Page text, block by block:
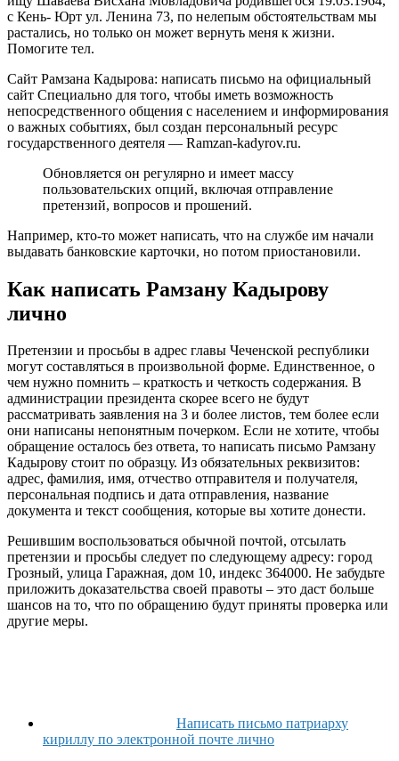
с Кень- Юрт ул. Ленина 73, по нелепым обстоятельствам мы
растались, но только он может вернуть меня к жизни.
Помогите тел.
Сайт Рамзана Кадырова: написать письмо на официальный
сайт Специально для того, чтобы иметь возможность
непосредственного общения с населением и информирования
о важных событиях, был создан персональный ресурс
государственного деятеля — Ramzan-kadyrov.ru.
Обновляется он регулярно и имеет массу
пользовательских опций, включая отправление
претензий, вопросов и прошений.
Например, кто-то может написать, что на службе им начали
выдавать банковские карточки, но потом приостановили.
Как написать Рамзану Кадырову
лично
Претензии и просьбы в адрес главы Чеченской республики
могут составляться в произвольной форме. Единственное, о
чем нужно помнить – краткость и четкость содержания. В
администрации президента скорее всего не будут
рассматривать заявления на 3 и более листов, тем более если
они написаны непонятным почерком. Если не хотите, чтобы
обращение осталось без ответа, то написать письмо Рамзану
Кадырову стоит по образцу. Из обязательных реквизитов:
адрес, фамилия, имя, отчество отправителя и получателя,
персональная подпись и дата отправления, название
документа и текст сообщения, которые вы хотите донести.
Решившим воспользоваться обычной почтой, отсылать
претензии и просьбы следует по следующему адресу: город
Грозный, улица Гаражная, дом 10, индекс 364000. Не забудьте
приложить доказательства своей правоты – это даст больше
шансов на то, что по обращению будут приняты проверка или
другие меры.
Написать письмо патриарху
кириллу по электронной почте лично